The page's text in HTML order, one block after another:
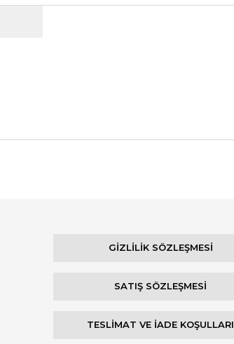
GİZLİLİK SÖZLEŞMESİ
SATIŞ SÖZLEŞMESİ
TESLİMAT VE İADE KOŞULLARI